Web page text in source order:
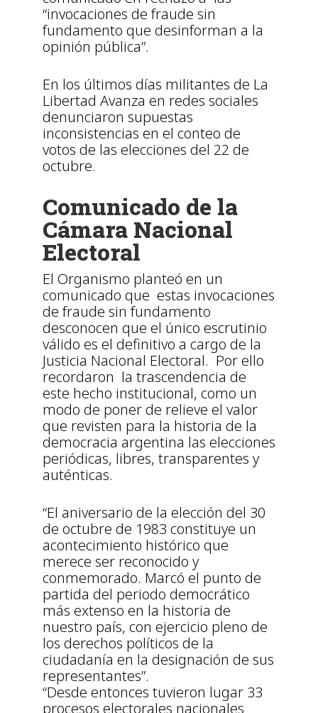
“invocaciones de fraude sin
fundamento que desinforman a la
opinión pública”.
En los últimos días militantes de La
Libertad Avanza en redes sociales
denunciaron supuestas
inconsistencias en el conteo de
votos de las elecciones del 22 de
octubre.
Comunicado de la
Cámara Nacional
Electoral
El Organismo planteó en un
comunicado que estas invocaciones
de fraude sin fundamento
desconocen que el único escrutinio
válido es el definitivo a cargo de la
Justicia Nacional Electoral. Por ello
recordaron la trascendencia de
este hecho institucional, como un
modo de poner de relieve el valor
que revisten para la historia de la
democracia argentina las elecciones
periódicas, libres, transparentes y
auténticas.
“El aniversario de la elección del 30
de octubre de 1983 constituye un
acontecimiento histórico que
merece ser reconocido y
conmemorado. Marcó el punto de
partida del periodo democrático
más extenso en la historia de
nuestro país, con ejercicio pleno de
los derechos políticos de la
ciudadanía en la designación de sus
representantes”.
“Desde entonces tuvieron lugar 33
procesos electorales nacionales